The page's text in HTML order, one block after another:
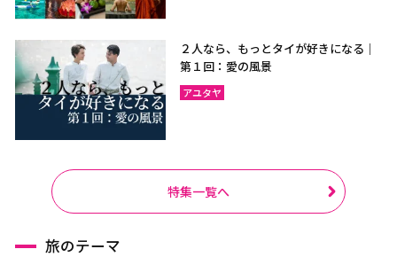
２人なら、もっとタイが好きになる｜
第１回：愛の風景
アユタヤ
特集一覧へ
旅のテーマ